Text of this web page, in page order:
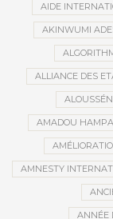
AIDE
AKINWUMI
ALLIANCE DES
AMADOU
AMNESTY
ANNÉE